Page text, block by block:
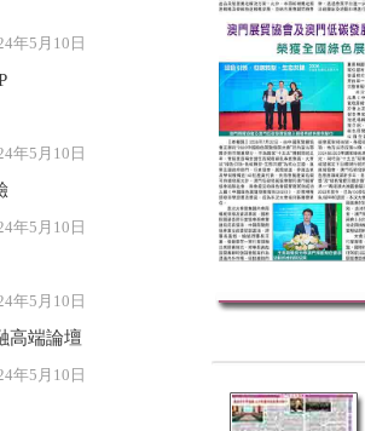
日
日
日
日
高端論壇
日